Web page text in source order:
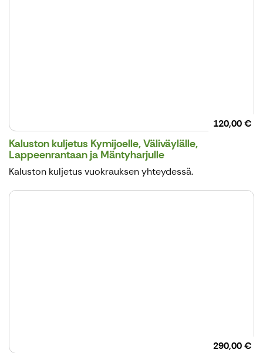
120,00 €
Kaluston kuljetus Kymijoelle, Väliväylälle,
Lappeenrantaan ja Mäntyharjulle
Kaluston kuljetus vuokrauksen yhteydessä.
290,00 €